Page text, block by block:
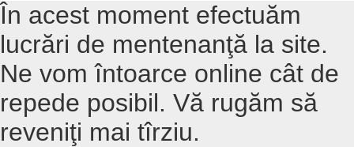
În acest moment efectuăm
lucrări de mentenanţă la site.
Ne vom întoarce online cât de
repede posibil. Vă rugăm să
reveniţi mai tîrziu.